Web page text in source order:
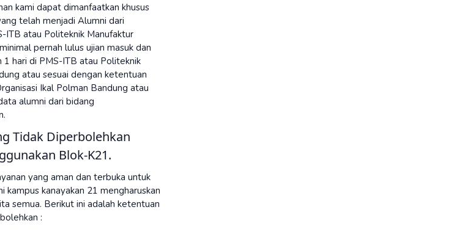
kami dapat dimanfaatkan khusus
telah menjadi Alumni dari
ITB atau Politeknik Manufaktur
pernah lulus ujian masuk dan
1 hari di PMS-ITB atau Politeknik
atau sesuai dengan ketentuan
Ikal Polman Bandung atau
alumni dari bidang
Tidak Diperbolehkan
Blok-K21.
yang aman dan terbuka untuk
kampus kanayakan 21 mengharuskan
semua. Berikut ini adalah ketentuan
: